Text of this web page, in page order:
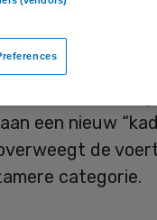
minister
een nieuw
de
categorie.